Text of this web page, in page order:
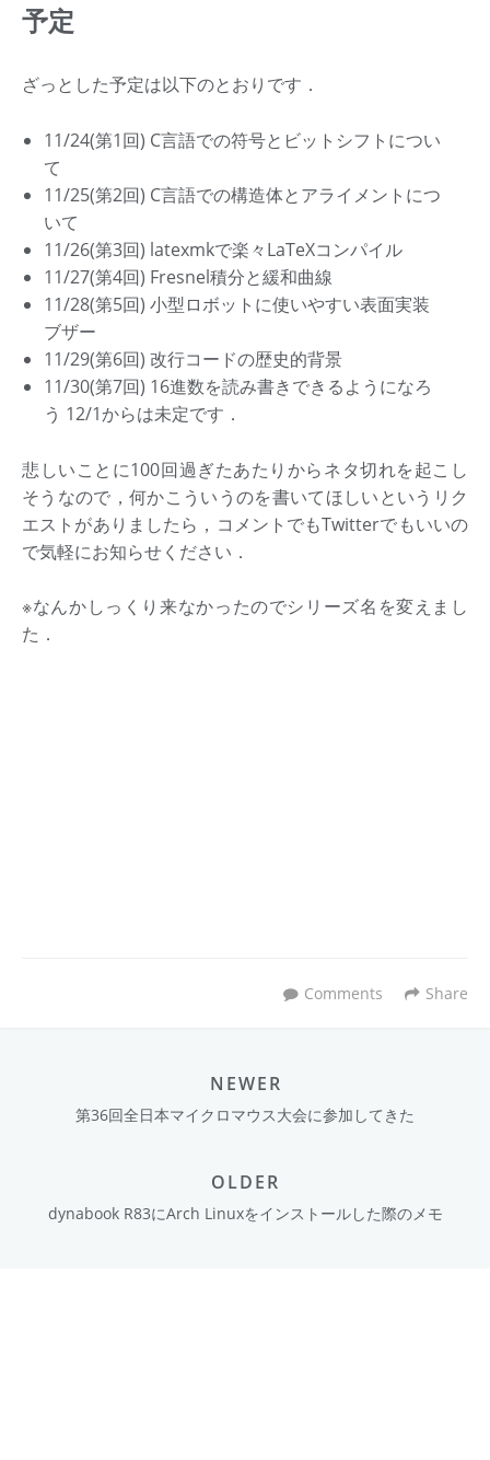
予定
ざっとした予定は以下のとおりです．
11/24(第1回) C言語での符号とビットシフトについ
て
11/25(第2回) C言語での構造体とアライメントにつ
いて
11/26(第3回) latexmkで楽々LaTeXコンパイル
11/27(第4回) Fresnel積分と緩和曲線
11/28(第5回) 小型ロボットに使いやすい表面実装
ブザー
11/29(第6回) 改行コードの歴史的背景
11/30(第7回) 16進数を読み書きできるようになろ
う 12/1からは未定です．
悲しいことに100回過ぎたあたりからネタ切れを起こし
そうなので，何かこういうのを書いてほしいというリク
エストがありましたら，コメントでもTwitterでもいいの
で気軽にお知らせください．
※なんかしっくり来なかったのでシリーズ名を変えまし
た．
Share
Comments
NEWER
第36回全日本マイクロマウス大会に参加してきた
OLDER
dynabook R83にArch Linuxをインストールした際のメモ